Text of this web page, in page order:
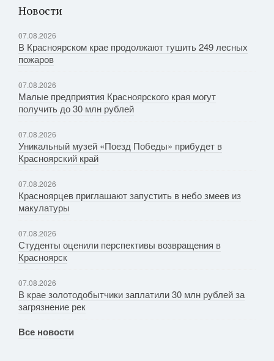
Новости
07.08.2026
В Красноярском крае продолжают тушить 249 лесных
пожаров
07.08.2026
Малые предприятия Красноярского края могут
получить до 30 млн рублей
07.08.2026
Уникальный музей «Поезд Победы» прибудет в
Красноярский край
07.08.2026
Красноярцев приглашают запустить в небо змеев из
макулатуры
07.08.2026
Студенты оценили перспективы возвращения в
Красноярск
07.08.2026
В крае золотодобытчики заплатили 30 млн рублей за
загрязнение рек
Все новости